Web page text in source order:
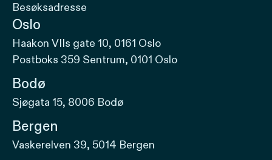
Besøksadresse
Oslo
Haakon VIIs gate 10, 0161 Oslo
Postboks 359 Sentrum, 0101 Oslo
Bodø
Sjøgata 15, 8006 Bodø
Bergen
Vaskerelven 39, 5014 Bergen